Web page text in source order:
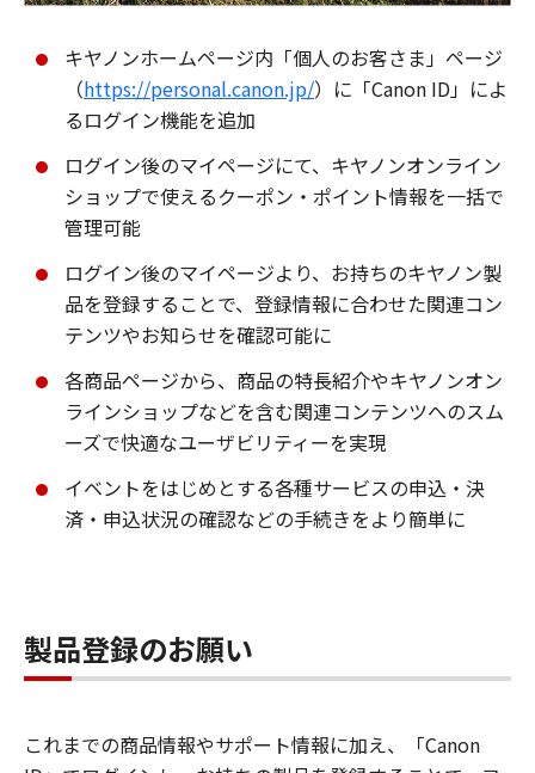
キヤノンホームページ内「個人のお客さま」ページ
（https://personal.canon.jp/）に「Canon ID」によ
るログイン機能を追加
ログイン後のマイページにて、キヤノンオンライン
ショップで使えるクーポン・ポイント情報を一括で
管理可能
ログイン後のマイページより、お持ちのキヤノン製
品を登録することで、登録情報に合わせた関連コン
テンツやお知らせを確認可能に
各商品ページから、商品の特長紹介やキヤノンオン
ラインショップなどを含む関連コンテンツへのスム
ーズで快適なユーザビリティーを実現
イベントをはじめとする各種サービスの申込・決
済・申込状況の確認などの手続きをより簡単に
製品登録のお願い
これまでの商品情報やサポート情報に加え、「Canon